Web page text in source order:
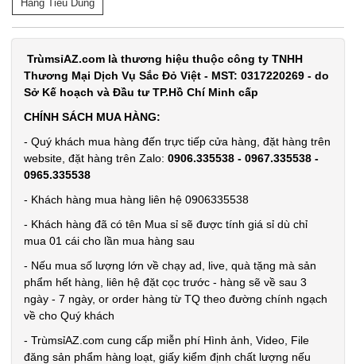
Hàng Tiêu Dùng
TrùmsỉAZ.com là thương hiệu thuộc công ty TNHH
Thương Mại Dịch Vụ Sắc Đỏ Việt - MST: 0317220269 - do
Sở Kế hoạch và Đầu tư TP.Hồ Chí Minh cấp
CHÍNH SÁCH MUA HÀNG:
- Quý khách mua hàng đến trực tiếp cửa hàng, đặt hàng trên
website, đặt hàng trên Zalo: 0906.335538 - 0967.335538 -
0965.335538
- Khách hàng mua hàng liên hệ 0906335538
- Khách hàng đã có tên Mua sỉ sẽ được tính giá sỉ dù chỉ
mua 01 cái cho lần mua hàng sau
- Nếu mua số lượng lớn về chạy ad, live, quà tặng mà sản
phẩm hết hàng, liên hệ đặt cọc trước - hàng sẽ về sau 3
ngày - 7 ngày, or order hàng từ TQ theo đường chính ngạch
về cho Quý khách
- TrùmsỉAZ.com cung cấp miễn phí Hình ảnh, Video, File
đăng sản phẩm hàng loạt, giấy kiểm định chất lượng nếu
Trimmer
MÃ
20.000 đ
CÒN HÀNG
hành: